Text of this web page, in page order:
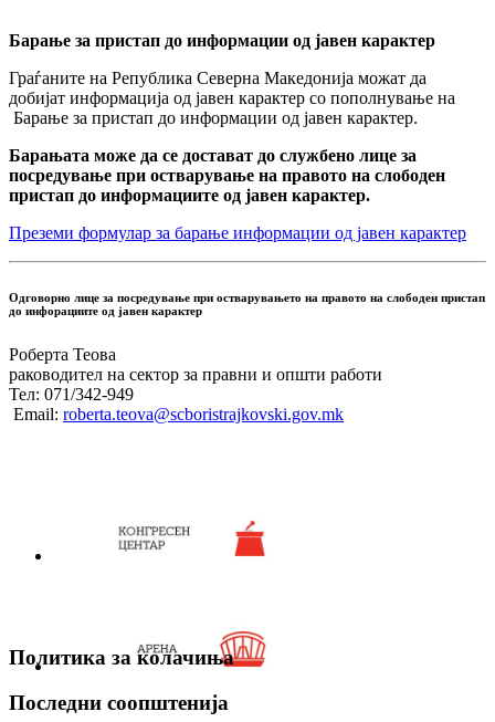
Барање за пристап до информации од јавен карактер
Граѓаните на Република Северна Македонија можат да
добијат информација од јавен карактер со пополнување на
Барање за пристап до информации од јавен карактер.
Барањата може да се достават до службено лице за
посредување при остварување на правото на слободен
пристап до информациите од јавен карактер.
Преземи формулар за барање информации од јавен карактер
Одговорно лице за посредување при остварувањето на правото на слободен пристап
до инфорациите од јавен карактер
Роберта Теова
раководител на сектор за правни и општи работи
Тел: 071/342-949
Email: roberta.teova@scboristrajkovski.gov.mk
Политика за колачиња
Последни соопштенија